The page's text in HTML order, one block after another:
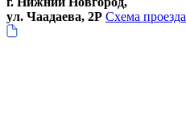
ул. Чаадаева, 2Р Схема проезда